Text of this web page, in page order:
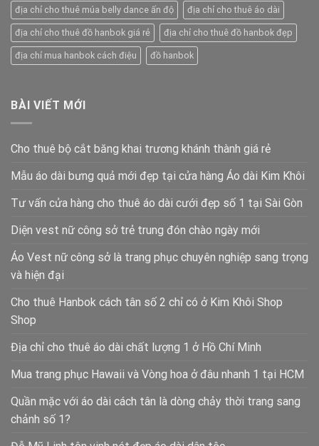
địa chỉ cho thuê múa belly dance ấn độ địa chỉ cho thuê áo dài
địa chỉ cho thuê đồ hanbok giá rẻ địa chỉ cho thuê đồ hanbok đẹp
địa chỉ mua hanbok cách điệu đồ hanbok
BÀI VIẾT MỚI
Cho thuê bộ cắt băng khai trương khánh thành giá rẻ
Mẫu áo dài bưng quả mới đẹp tại cửa hàng Áo dài Kim Khôi
Tư vấn cửa hàng cho thuê áo dài cưới đẹp số 1 tại Sài Gòn
Diện vest nữ công sở trẻ trung đón chào ngày mới
Áo Vest nữ công sở là trang phục chuyên nghiệp sang trọng
và hiện đại
Cho thuê Hanbok cách tân số 2 chỉ có ở Kim Khôi Shop
Shop
Địa chỉ cho thuê áo dài chất lượng 1 ở Hồ Chí Minh
Mua trang phục Hawaii và Vòng hoa ở đâu nhanh 1 tại HCM
Quần mặc với áo dài cách tân là dòng chảy thời trang sang
chảnh số 1?